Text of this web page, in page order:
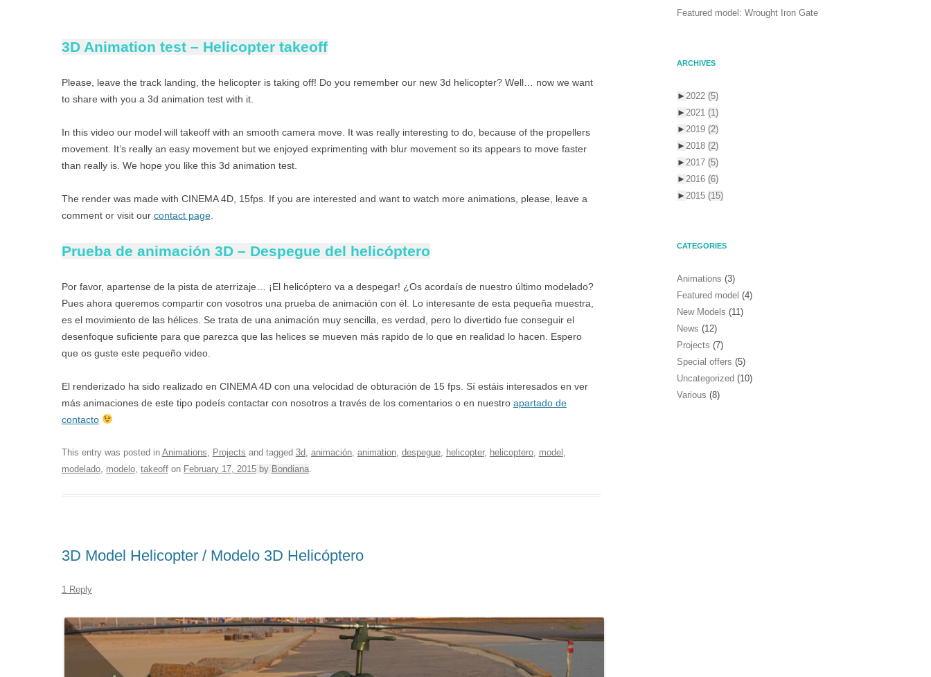
3D Animation test – Helicopter takeoff
Please, leave the track landing, the helicopter is taking off! Do you remember our new 3d helicopter? Well… now we want
to share with you a 3d animation test with it.
In this video our model will takeoff with an smooth camera move. It was really interesting to do, because of the propellers
movement. It’s really an easy movement but we enjoyed exprimenting with blur movement so its appears to move faster
than really is. We hope you like this 3d animation test.
The render was made with CINEMA 4D, 15fps. If you are interested and want to watch more animations, please, leave a
comment or visit our contact page.
Prueba de animación 3D – Despegue del helicóptero
Por favor, apartense de la pista de aterrizaje… ¡El helicóptero va a despegar! ¿Os acordaís de nuestro último modelado?
Pues ahora queremos compartir con vosotros una prueba de animación con él. Lo interesante de esta pequeña muestra,
es el movimiento de las hélices. Se trata de una animación muy sencilla, es verdad, pero lo divertido fue conseguir el
desenfoque suficiente para que parezca que las helices se mueven más rapido de lo que en realidad lo hacen. Espero
que os guste este pequeño video.
El renderizado ha sido realizado en CINEMA 4D con una velocidad de obturación de 15 fps. Sí estáis interesados en ver
más animaciones de este tipo podeís contactar con nosotros a través de los comentarios o en nuestro apartado de
contacto
This entry was posted in Animations, Projects and tagged 3d, animación, animation, despegue, helicopter, helicoptero, model ,
modelado, modelo, takeoffon February 17, 2015by Bondiana.
3D Model Helicopter / Modelo 3D Helicóptero
1 Reply
Featured model: Wrought Iron Gate
ARCHIVES
► 2022 (5)
► 2021 (1)
► 2019 (2)
► 2018 (2)
► 2017 (5)
► 2016 (6)
► 2015 (15)
CATEGORIES
Animations (3)
Featured model (4)
New Models (11)
News (12)
Projects (7)
Special offers (5)
Uncategorized(10)
Various (8)